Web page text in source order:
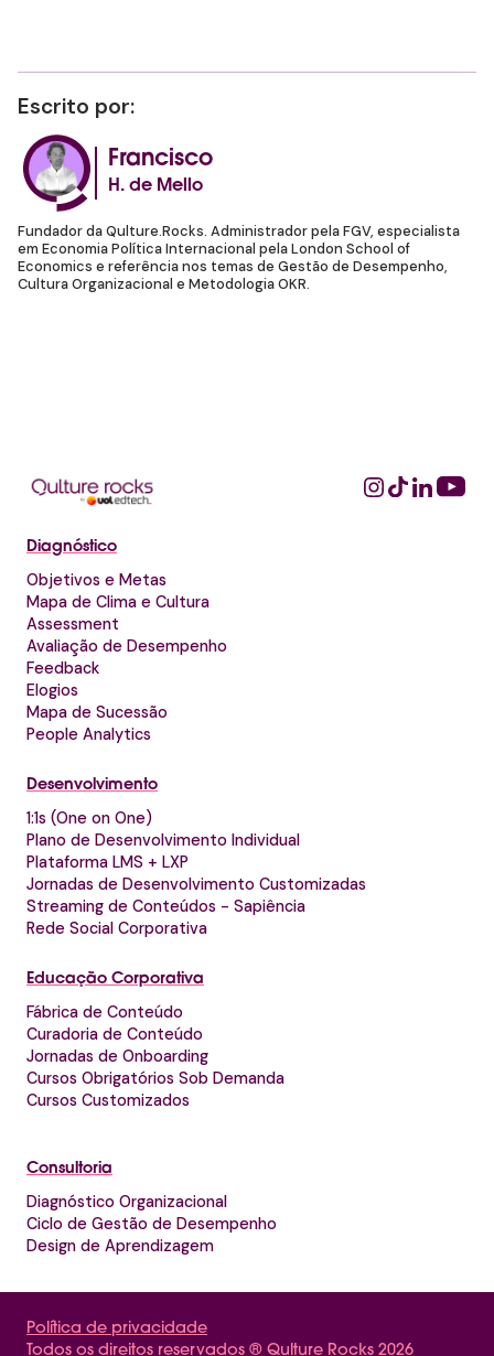
Escrito por:
Francisco
H. de Mello
Fundador da Qulture.Rocks. Administrador pela FGV, especialista
em Economia Política Internacional pela London School of
Economics e referência nos temas de Gestão de Desempenho,
Cultura Organizacional e Metodologia OKR.
Diagnóstico
Objetivos e Metas
Mapa de Clima e Cultura
Assessment
Avaliação de Desempenho
Feedback
Elogios
Mapa de Sucessão
People Analytics
Desenvolvimento
1:1s (One on One)
Plano de Desenvolvimento Individual
Plataforma LMS + LXP
Jornadas de Desenvolvimento Customizadas
Streaming de Conteúdos - Sapiência
Rede Social Corporativa
Educação Corporativa
Fábrica de Conteúdo
Curadoria de Conteúdo
Jornadas de Onboarding
Cursos Obrigatórios Sob Demanda
Cursos Customizados
Consultoria
Diagnóstico Organizacional
Ciclo de Gestão de Desempenho
Design de Aprendizagem
Todos os direitos reservados ® Qulture Rocks 2026
Política de privacidade